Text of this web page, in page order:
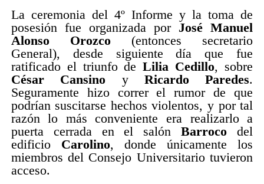
La ceremonia del 4º Informe y la toma de
posesión fue organizada por José Manuel
Alonso Orozco(entonces secretario
General), desde siguiente día que fue
ratificado el triunfo deLilia Cedillo, sobre
César Cansino y Ricardo Paredes.
Seguramente hizo correr el rumor de que
podrían suscitarse hechos violentos, y por tal
razón lo más conveniente era realizarlo a
puerta cerrada en el salónBarroco del
edificio Carolino, donde únicamente los
miembros del Consejo Universitario tuvieron
acceso.